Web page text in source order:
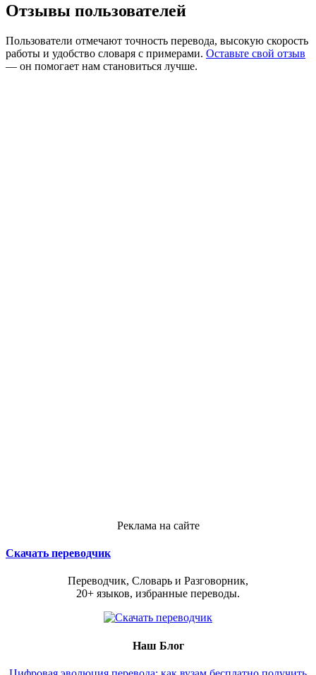
Отзывы пользователей
Пользователи отмечают точность перевода, высокую скорость
работы и удобство словаря с примерами. Оставьте свой отзыв
— он помогает нам становиться лучше.
Реклама на сайте
Скачать переводчик
Переводчик, Словарь и Разговорник,
20+ языков, избранные переводы.
Наш Блог